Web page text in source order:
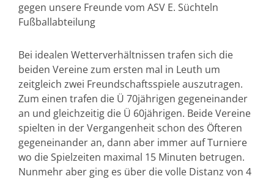
gegen unsere Freunde vom ASV E. Süchteln
Fußballabteilung
Bei idealen Wetterverhältnissen trafen sich die
beiden Vereine zum ersten mal in Leuth um
zeitgleich zwei Freundschaftsspiele auszutragen.
Zum einen trafen die Ü 70jährigen gegeneinander
an und gleichzeitig die Ü 60jährigen. Beide Vereine
spielten in der Vergangenheit schon des Öfteren
gegeneinander an, dann aber immer auf Turniere
wo die Spielzeiten maximal 15 Minuten betrugen.
Nunmehr aber ging es über die volle Distanz von 4